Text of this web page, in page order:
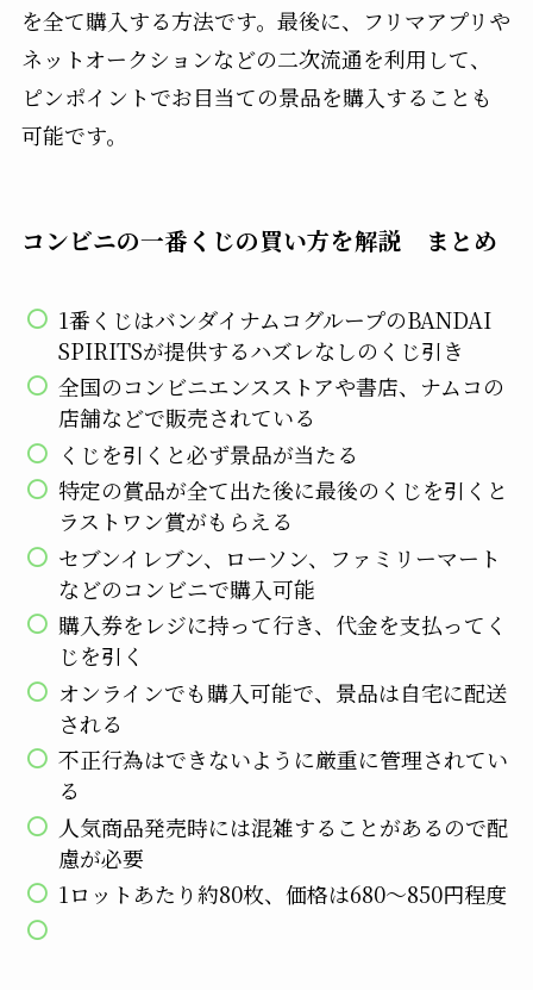
を全て購入する方法です。最後に、フリマアプリや
ネットオークションなどの二次流通を利用して、
ピンポイントでお目当ての景品を購入することも
可能です。
コンビニの一番くじの買い方を解説 まとめ
1番くじはバンダイナムコグループのBANDAI
SPIRITSが提供するハズレなしのくじ引き
全国のコンビニエンスストアや書店、ナムコの
店舗などで販売されている
くじを引くと必ず景品が当たる
特定の賞品が全て出た後に最後のくじを引くと
ラストワン賞がもらえる
セブンイレブン、ローソン、ファミリーマート
などのコンビニで購入可能
購入券をレジに持って行き、代金を支払ってく
じを引く
オンラインでも購入可能で、景品は自宅に配送
される
不正行為はできないように厳重に管理されてい
る
人気商品発売時には混雑することがあるので配
慮が必要
1ロットあたり約80枚、価格は680～850円程度